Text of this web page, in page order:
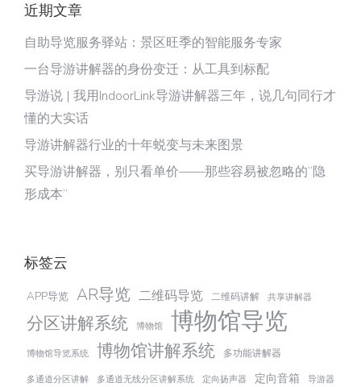
近期文章
自助导览服务驿站：景区旺季的智能服务专家
一台导游讲解器的身份变迁：从工具到标配
导游说 | 我用IndoorLink导游讲解器三年，说几句同行才
懂的大实话
导游讲解器行业的十年蜕变与未来图景
买导游讲解器，别只看单价——那些容易被忽略的“隐
形成本”
标签云
APP导览 AR导览 二维码导览 二维码讲解 共享讲解器
分区讲解系统 博物馆 博物馆导览
博物馆导览系统 博物馆讲解系统 多功能讲解器
多通道分区讲解 多通道无线分区讲解系统 定向扬声器 定向音箱 导游器